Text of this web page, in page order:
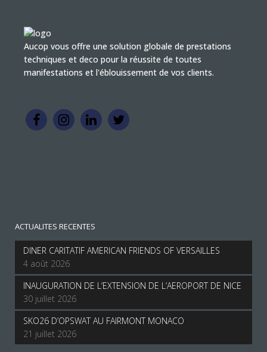
Aucop vous offre une solution globale de prestations
techniques et deco pour la réussite de toutes
manifestations et l'éblouissement de vos clients.
ACTUALITES RECENTES
DINER CARITATIF AMERICAN FRIENDS OF VERSAILLES
4 août 2026
INAUGURATION DE L’EXTENSION DE L’AEROPORT DE NICE
30 juillet 2026
SKO26 D’OPSWAT AU FAIRMONT MONACO
21 juillet 2026